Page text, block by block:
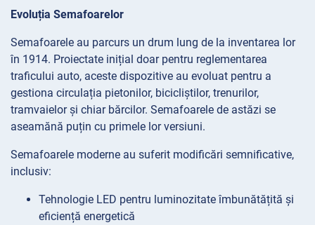
Evoluția Semafoarelor
Semafoarele au parcurs un drum lung de la inventarea lor
în 1914. Proiectate inițial doar pentru reglementarea
traficului auto, aceste dispozitive au evoluat pentru a
gestiona circulația pietonilor, bicicliștilor, trenurilor,
tramvaielor și chiar bărcilor. Semafoarele de astăzi se
aseamănă puțin cu primele lor versiuni.
Semafoarele moderne au suferit modificări semnificative,
inclusiv:
Tehnologie LED pentru luminozitate îmbunătățită și
eficiență energetică